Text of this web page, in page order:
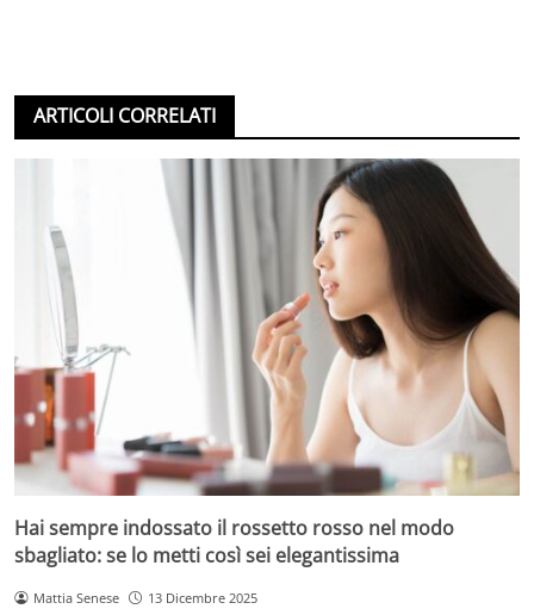
ARTICOLI CORRELATI
Hai sempre indossato il rossetto rosso nel modo
sbagliato: se lo metti così sei elegantissima
Mattia Senese 13 Dicembre 2025